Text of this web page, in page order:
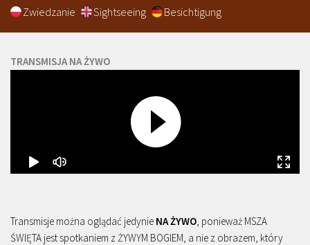
Zwiedzanie Sightseeing Besichtigung
TRANSMISJA NA ŻYWO
Transmisje można oglądać jedynie NA ŻYWO, ponieważ MSZA
ŚWIĘTA jest spotkaniem z ŻYWYM BOGIEM, a nie z obrazem, który